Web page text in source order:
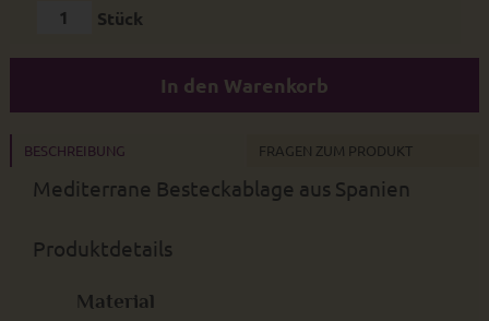
Stück
In den Warenkorb
BESCHREIBUNG FRAGEN ZUM PRODUKT
Mediterrane Besteckablage aus Spanien
Produktdetails
Material